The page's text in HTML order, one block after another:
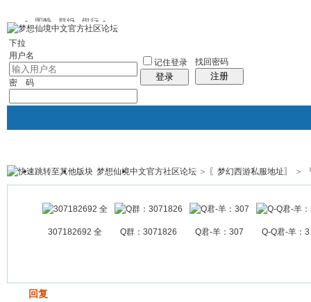
图酷 群组 银行
下拉
用户名
密 码
记住登录
登录
找回密码
注册
银行 群组聚合 我的空间
帖子
梦想仙境中文官方社区论坛 > 〖梦幻西游私服地址〗 >
307182692 全 Q群：3071826 Q君-羊：307 Q-Q君-羊：3
回复